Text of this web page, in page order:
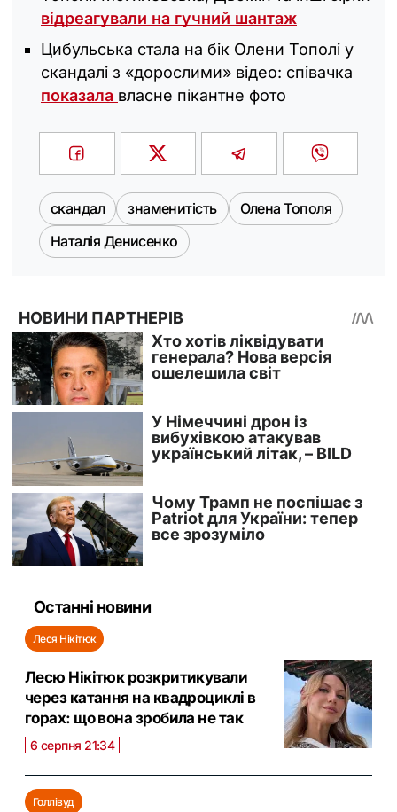
відреагували на гучний шантаж
Цибульська стала на бік Олени Тополі у
скандалі з «дорослими» відео: співачка
показала власне пікантне фото
скандал знаменитість
Олена Тополя
Наталія Денисенко
Останні новини
Леся Нікітюк
Лесю Нікітюк розкритикували
через катання на квадроциклі в
горах: що вона зробила не так
6 серпня 21:34
Голлівуд